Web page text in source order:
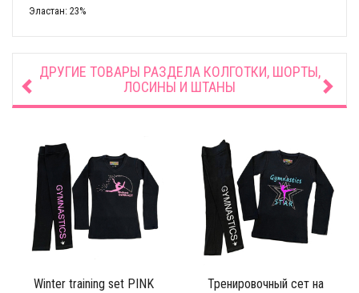
Эластан: 23%
ДРУГИЕ ТОВАРЫ РАЗДЕЛА КОЛГОТКИ, ШОРТЫ,
ЛОСИНЫ И ШТАНЫ
Winter training set PINK
Тренировочный сет на